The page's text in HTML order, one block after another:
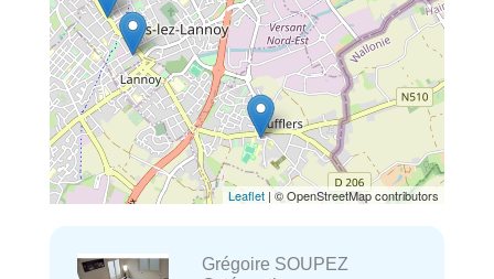
Leaflet | © OpenStreetMap contributors
Grégoire SOUPEZ